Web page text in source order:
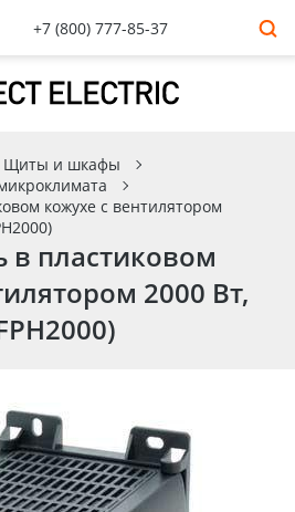
+7 (800) 777-85-37
Щиты и шкафы
кожухе с вентилятором
в пластиковом
2000 Вт,